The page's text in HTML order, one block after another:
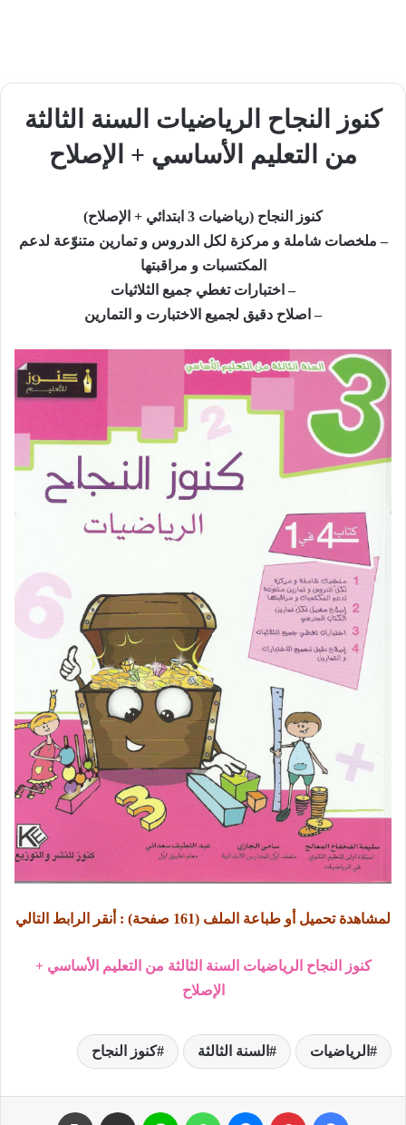
كنوز النجاح الرياضيات السنة الثالثة
من التعليم الأساسي + الإصلاح
كنوز النجاح (رياضيات 3 ابتدائي + الإصلاح)
– ملخصات شاملة و مركزة لكل الدروس و تمارين متنوّعة لدعم
المكتسبات و مراقبتها
– اختبارات تغطي جميع الثلاثيات
– اصلاح دقيق لجميع الاختبارت و التمارين
لمشاهدة تحميل أو طباعة الملف (161 صفحة) : أنقر الرابط التالي
كنوز النجاح الرياضيات السنة الثالثة من التعليم الأساسي +
الإصلاح
الرياضيات السنة الثالثة كنوز النجاح